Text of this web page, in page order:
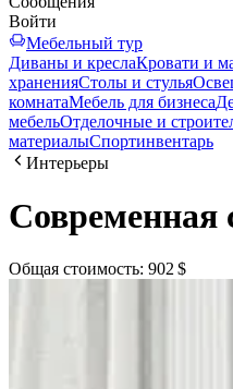
Войти
Мебельный тур
Диваны и креслаКровати и
храненияСтолы и стулья
комнатаМебель для бизнеса
мебельОтделочные и
материалыСпортинвентарь
Интерьеры
Общая стоимость: 902 $